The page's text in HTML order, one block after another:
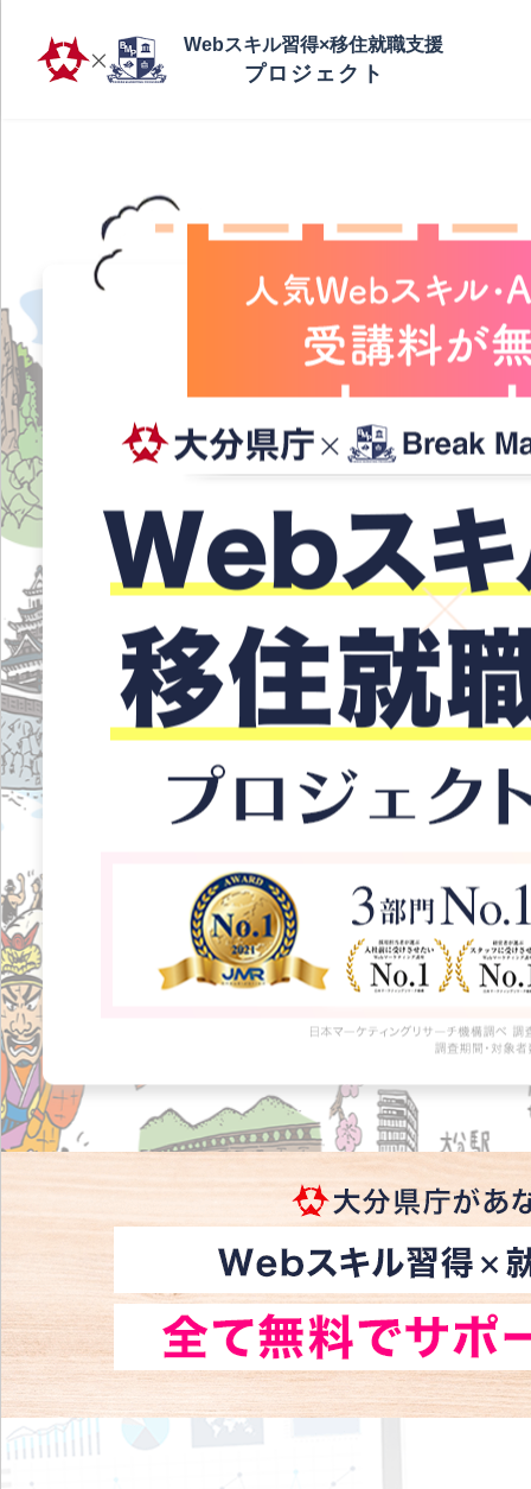
Webスキル習得×移住就職支援
プロジェクト